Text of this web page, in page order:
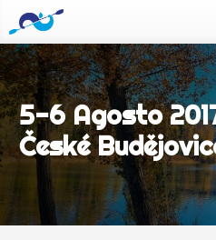
5-6 Agosto
České